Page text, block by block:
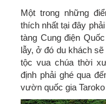
Một trong những
thích nhất tại đây
tàng Cung điện
lẫy, ở đó du khách
tộc vua chúa thời
định phải ghé qua
vườn quốc gia